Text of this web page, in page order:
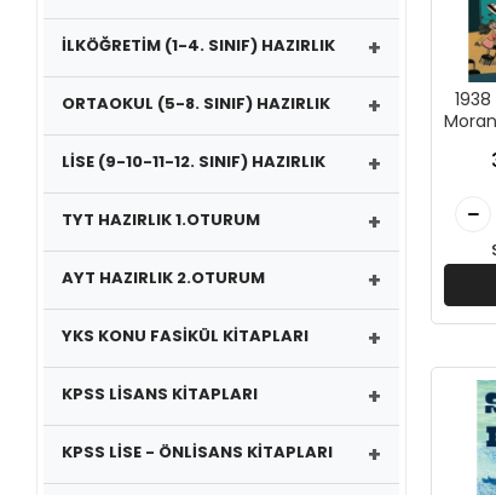
İLKÖĞRETİM (1-4. SINIF) HAZIRLIK +
ORTAOKUL (5-8. SINIF) HAZIRLIK +
LİSE (9-10-11-12. SINIF) HAZIRLIK +
TYT HAZIRLIK 1.OTURUM +
AYT HAZIRLIK 2.OTURUM +
YKS KONU FASİKÜL KİTAPLARI +
KPSS LİSANS KİTAPLARI +
KPSS LİSE - ÖNLİSANS KİTAPLARI +